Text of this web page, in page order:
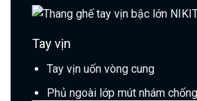
Tay vịn
Tay vịn uốn vòng cung
Phủ ngoài lớp mút nhám